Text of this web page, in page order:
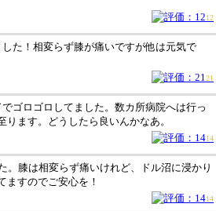
12
た！相変らず膝が痛いですが他は元気で
21
ゴロゴロしてました。数カ所病院へは行っ
ます。どうしたら良いんかなあ。
14
。膝は相変らず痛いけれど、ドル沼に浸かり
ますのでご安心を！
14